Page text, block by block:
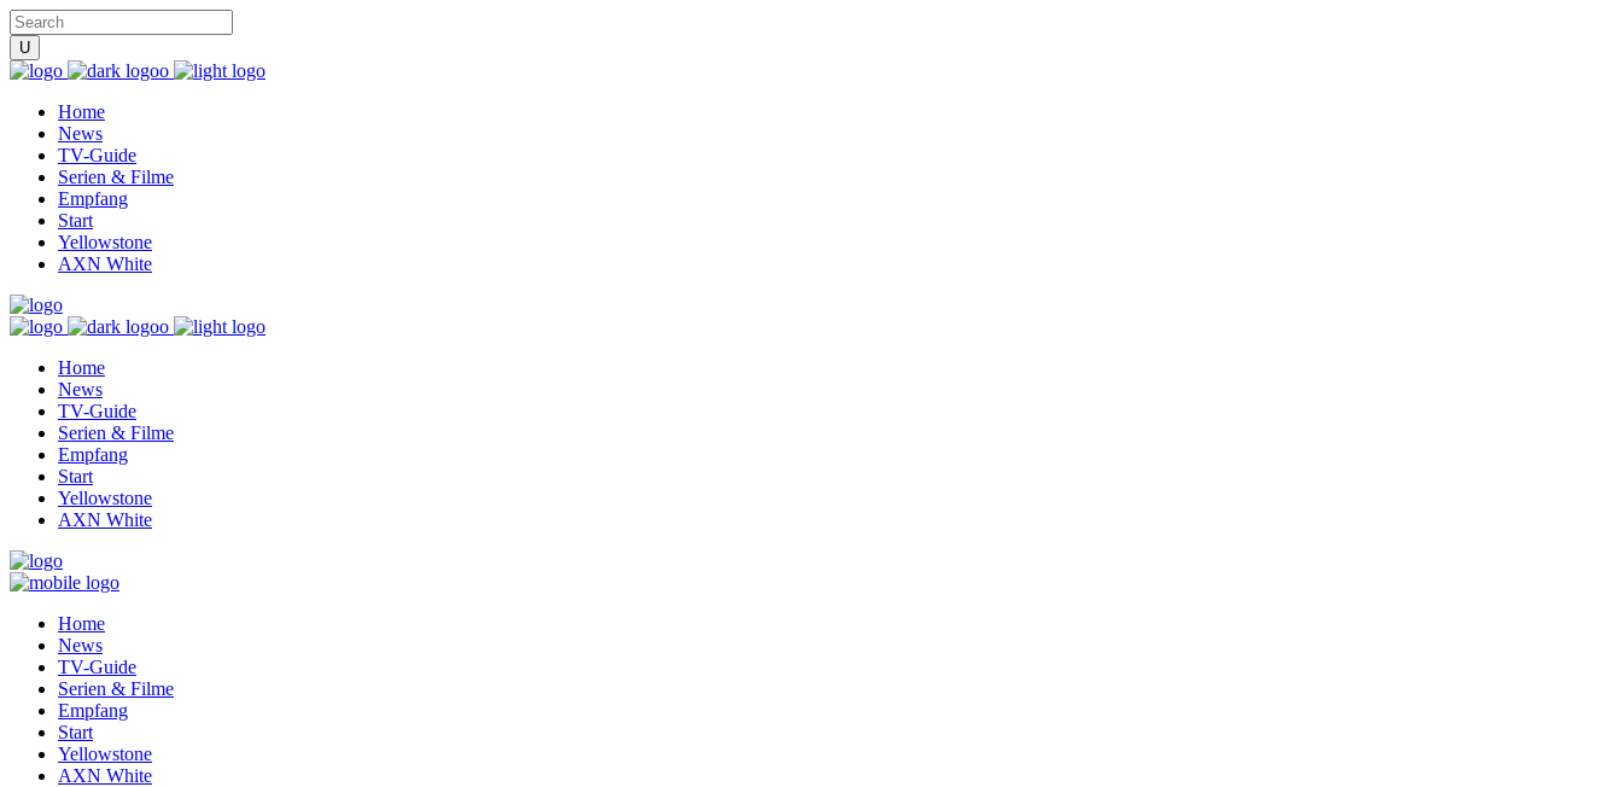
Home
News
TV-Guide
Serien & Filme
Empfang
Start
Yellowstone
AXN White
Home
News
TV-Guide
Serien & Filme
Empfang
Start
Yellowstone
AXN White
Home
News
TV-Guide
Serien & Filme
Empfang
Start
Yellowstone
AXN White